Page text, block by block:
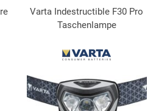
Varta Indestructible F30 Pro
Taschenlampe